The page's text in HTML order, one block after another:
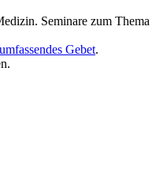
Medizin. Seminare zum Thema
Gebet.